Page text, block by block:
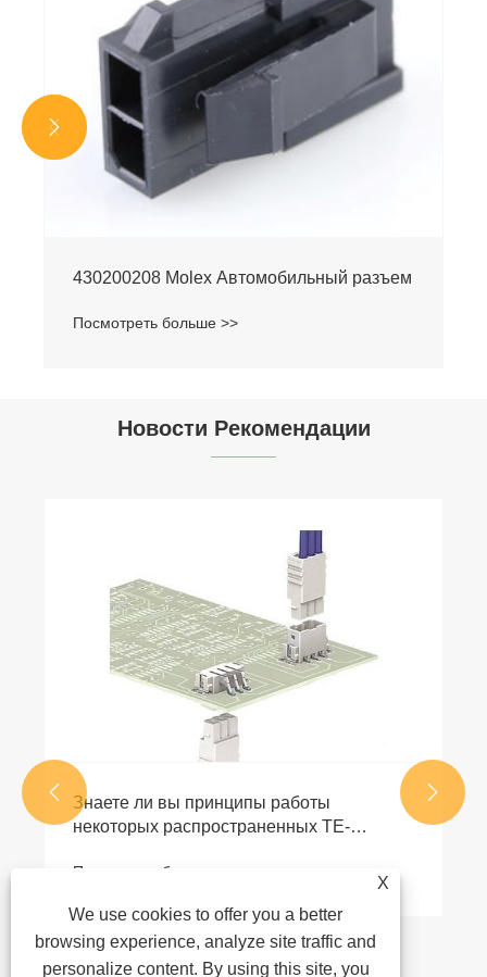
430200208 Molex Автомобильный разъем
Посмотреть больше >>


Новости Рекомендации
Знаете ли вы принципы работы
некоторых распространенных TE-
Посмотреть больше >>
 
X
We use cookies to offer you a better
browsing experience, analyze site traffic and
personalize content. By using this site, you